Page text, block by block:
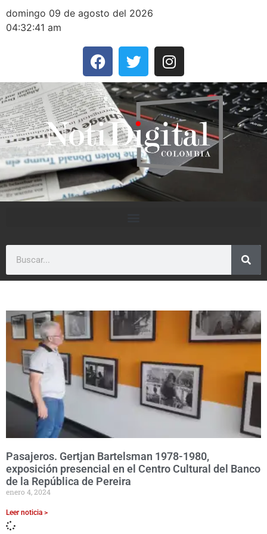
domingo 09 de agosto del 2026
04:32:41 am
Pasajeros. Gertjan Bartelsman 1978-1980,
exposición presencial en el Centro Cultural del Banco
de la República de Pereira
enero 4, 2024
Leer noticia >